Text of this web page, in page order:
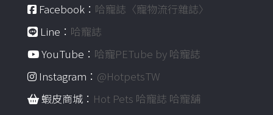
Facebook： 哈寵誌〈寵物流行雜誌〉
Line： 哈寵誌
YouTube： 哈寵PETube by 哈寵誌
Instagram： @HotpetsTW
蝦皮商城： Hot Pets 哈寵誌 哈寵舖